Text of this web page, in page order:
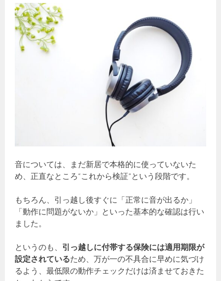
音については、まだ新居で本格的に使っていないた
め、正直なところ“これから検証”という段階です。
もちろん、引っ越し後すぐに「正常に音が出るか」
「動作に問題がないか」といった基本的な確認は行い
ました。
というのも、 引っ越しに付帯する保険には適用期限が
設定されているため、万が一の不具合に早めに気づけ
るよう、最低限の動作チェックだけは済ませておきた